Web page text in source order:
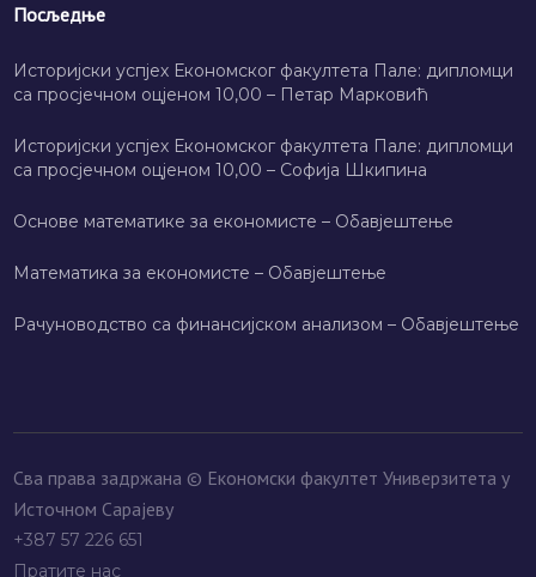
Посљедње
Историјски успјех Економског факултета Пале: дипломци
са просјечном оцјеном 10,00 – Петар Марковић
Историјски успјех Економског факултета Пале: дипломци
са просјечном оцјеном 10,00 – Софија Шкипина
Основе математике за економисте – Обавјештење
Математика за економисте – Обавјештење
Рачуноводство са финансијском анализом – Обавјештење
Сва права задржана © Економски факултет Универзитета у
Источном Сарајеву
+387 57 226 651
Пратите нас